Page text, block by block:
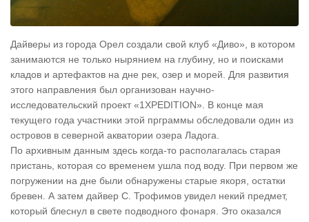
Дайверы из города Орел создали свой клуб «Диво», в котором
занимаются не только нырянием на глубину, но и поисками
кладов и артефактов на дне рек, озер и морей. Для развития
этого направления был организован научно-
исследовательский проект «1XPEDITION». В конце мая
текущего года участники этой прграммы обследовали один из
островов в северной акватории озера Ладога.
По архивным данным здесь когда-то располагалась старая
пристань, которая со временем ушла под воду. При первом же
погружении на дне были обнаружены старые якоря, остатки
бревен. А затем дайвер С. Трофимов увидел некий предмет,
который блеснул в свете подводного фонаря. Это оказался